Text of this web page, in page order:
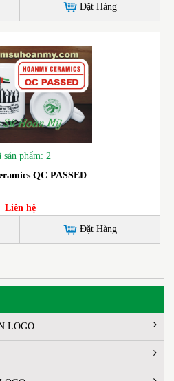
Đặt Hàng
sản phẩm: 2
QC PASSED
Liên hệ
Đặt Hàng
LOGO